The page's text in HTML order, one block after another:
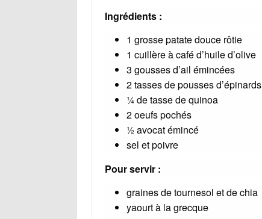
Ingrédients :
1 grosse patate douce rôtie
1 cuillère à café d’huile d’olive
3 gousses d’ail émincées
2 tasses de pousses d’épinards
¼ de tasse de quinoa
2 oeufs pochés
½ avocat émincé
sel et poivre
Pour servir :
graines de tournesol et de chia
yaourt à la grecque